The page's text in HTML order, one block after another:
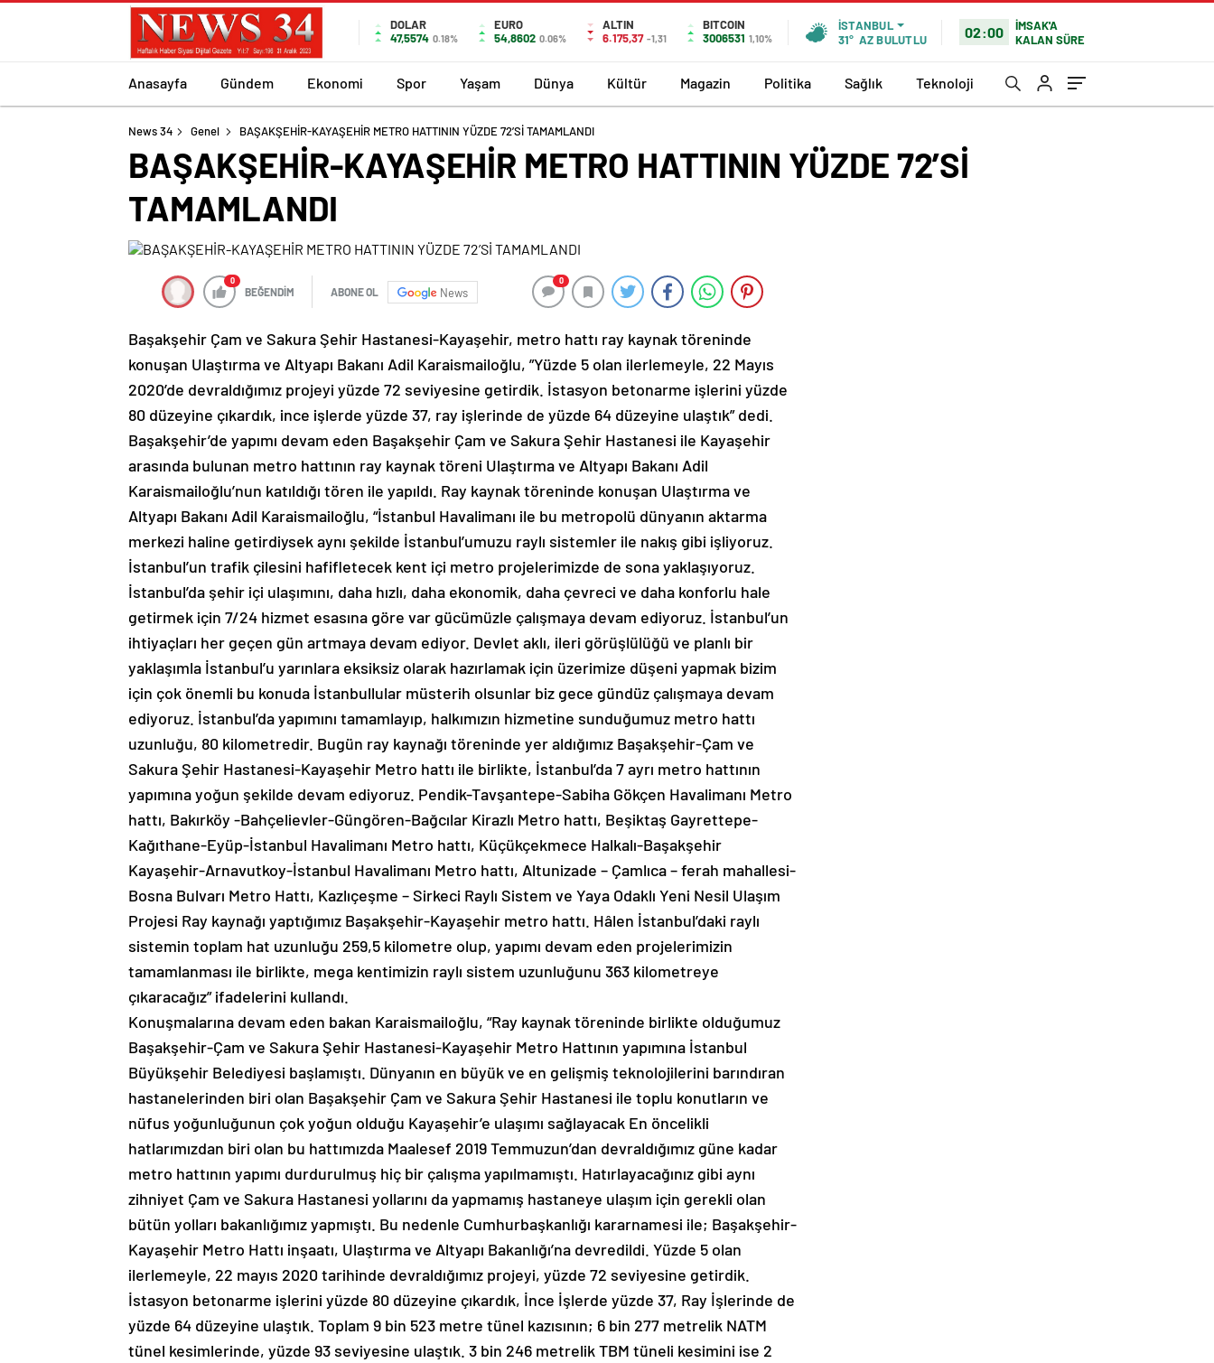
DOLAR
47,5574 0.18%
EURO
54,8602 0.06%
ALTIN
6.175,37 -1,31
BITCOIN
3006531 1,10%
İSTANBUL
31° AZ BULUTLU 02:00
İMSAK'A
KALAN SÜRE
Anasayfa Gündem Ekonomi Spor Yaşam Dünya Kültür Magazin Politika Sağlık Teknoloji
News 34 Genel BAŞAKŞEHİR-KAYAŞEHİR METRO HATTININ YÜZDE 72’Sİ TAMAMLANDI
BAŞAKŞEHİR-KAYAŞEHİR METRO HATTININ YÜZDE 72’Sİ
TAMAMLANDI
0
BEĞENDİM ABONE OL News
0
Başakşehir Çam ve Sakura Şehir Hastanesi-Kayaşehir, metro hattı ray kaynak töreninde
konuşan Ulaştırma ve Altyapı Bakanı Adil Karaismailoğlu, ”Yüzde 5 olan ilerlemeyle, 22 Mayıs
2020’de devraldığımız projeyi yüzde 72 seviyesine getirdik. İstasyon betonarme işlerini yüzde
80 düzeyine çıkardık, ince işlerde yüzde 37, ray işlerinde de yüzde 64 düzeyine ulaştık” dedi.
Başakşehir’de yapımı devam eden Başakşehir Çam ve Sakura Şehir Hastanesi ile Kayaşehir
arasında bulunan metro hattının ray kaynak töreni Ulaştırma ve Altyapı Bakanı Adil
Karaismailoğlu’nun katıldığı tören ile yapıldı. Ray kaynak töreninde konuşan Ulaştırma ve
Altyapı Bakanı Adil Karaismailoğlu, “İstanbul Havalimanı ile bu metropolü dünyanın aktarma
merkezi haline getirdiysek aynı şekilde İstanbul’umuzu raylı sistemler ile nakış gibi işliyoruz.
İstanbul’un trafik çilesini hafifletecek kent içi metro projelerimizde de sona yaklaşıyoruz.
İstanbul’da şehir içi ulaşımını, daha hızlı, daha ekonomik, daha çevreci ve daha konforlu hale
getirmek için 7/24 hizmet esasına göre var gücümüzle çalışmaya devam ediyoruz. İstanbul’un
ihtiyaçları her geçen gün artmaya devam ediyor. Devlet aklı, ileri görüşlülüğü ve planlı bir
yaklaşımla İstanbul’u yarınlara eksiksiz olarak hazırlamak için üzerimize düşeni yapmak bizim
için çok önemli bu konuda İstanbullular müsterih olsunlar biz gece gündüz çalışmaya devam
ediyoruz. İstanbul’da yapımını tamamlayıp, halkımızın hizmetine sunduğumuz metro hattı
uzunluğu, 80 kilometredir. Bugün ray kaynağı töreninde yer aldığımız Başakşehir-Çam ve
Sakura Şehir Hastanesi-Kayaşehir Metro hattı ile birlikte, İstanbul’da 7 ayrı metro hattının
yapımına yoğun şekilde devam ediyoruz. Pendik-Tavşantepe-Sabiha Gökçen Havalimanı Metro
hattı, Bakırköy -Bahçelievler-Güngören-Bağcılar Kirazlı Metro hattı, Beşiktaş Gayrettepe-
Kağıthane-Eyüp-İstanbul Havalimanı Metro hattı, Küçükçekmece Halkalı-Başakşehir
Kayaşehir-Arnavutkoy-İstanbul Havalimanı Metro hattı, Altunizade – Çamlıca – ferah mahallesi-
Bosna Bulvarı Metro Hattı, Kazlıçeşme – Sirkeci Raylı Sistem ve Yaya Odaklı Yeni Nesil Ulaşım
Projesi Ray kaynağı yaptığımız Başakşehir-Kayaşehir metro hattı. Hâlen İstanbul’daki raylı
sistemin toplam hat uzunluğu 259,5 kilometre olup, yapımı devam eden projelerimizin
tamamlanması ile birlikte, mega kentimizin raylı sistem uzunluğunu 363 kilometreye
çıkaracağız” ifadelerini kullandı.
Konuşmalarına devam eden bakan Karaismailoğlu, “Ray kaynak töreninde birlikte olduğumuz
Başakşehir-Çam ve Sakura Şehir Hastanesi-Kayaşehir Metro Hattının yapımına İstanbul
Büyükşehir Belediyesi başlamıştı. Dünyanın en büyük ve en gelişmiş teknolojilerini barındıran
hastanelerinden biri olan Başakşehir Çam ve Sakura Şehir Hastanesi ile toplu konutların ve
nüfus yoğunluğunun çok yoğun olduğu Kayaşehir’e ulaşımı sağlayacak En öncelikli
hatlarımızdan biri olan bu hattımızda Maalesef 2019 Temmuzun’dan devraldığımız güne kadar
metro hattının yapımı durdurulmuş hiç bir çalışma yapılmamıştı. Hatırlayacağınız gibi aynı
zihniyet Çam ve Sakura Hastanesi yollarını da yapmamış hastaneye ulaşım için gerekli olan
bütün yolları bakanlığımız yapmıştı. Bu nedenle Cumhurbaşkanlığı kararnamesi ile; Başakşehir-
Kayaşehir Metro Hattı inşaatı, Ulaştırma ve Altyapı Bakanlığı’na devredildi. Yüzde 5 olan
ilerlemeyle, 22 mayıs 2020 tarihinde devraldığımız projeyi, yüzde 72 seviyesine getirdik.
İstasyon betonarme işlerini yüzde 80 düzeyine çıkardık, İnce İşlerde yüzde 37, Ray İşlerinde de
yüzde 64 düzeyine ulaştık. Toplam 9 bin 523 metre tünel kazısının; 6 bin 277 metrelik NATM
tünel kesimlerinde, yüzde 93 seviyesine ulaştık. 3 bin 246 metrelik TBM tüneli kesimini ise 2